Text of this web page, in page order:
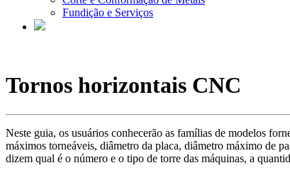
Fundição e Serviços
Tornos horizontais CNC
Neste guia, os usuários conhecerão as famílias de modelos
máximos torneáveis, diâmetro da placa, diâmetro máximo de
dizem qual é o número e o tipo de torre das máquinas, a